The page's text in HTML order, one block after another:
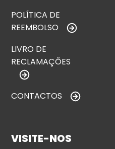
POLÍTICA DE
REEMBOLSO
LIVRO DE
RECLAMAÇÕES
CONTACTOS
VISITE-NOS